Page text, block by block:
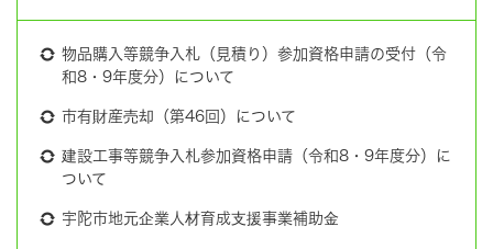
物品購入等競争入札（見積り）参加資格申請の受付（令
和8・9年度分）について
市有財産売却（第46回）について
建設工事等競争入札参加資格申請（令和8・9年度分）に
ついて
宇陀市地元企業人材育成支援事業補助金